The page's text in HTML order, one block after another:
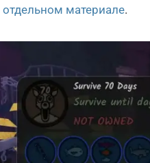
отдельном материале.